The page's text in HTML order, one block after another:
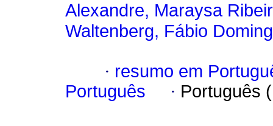
Alexandre, Maraysa
Waltenberg, Fábio
· resumo em
Português
· Português